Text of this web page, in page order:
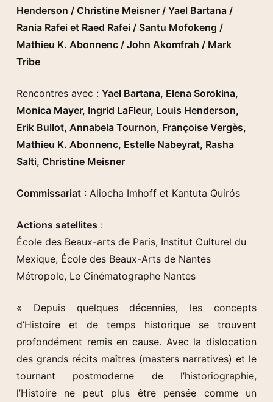
Henderson / Christine Meisner / Yael Bartana /
Rania Rafei et Raed Rafei / Santu Mofokeng /
Mathieu K. Abonnenc / John Akomfrah / Mark
Tribe
Rencontres avec : Yael Bartana, Elena Sorokina,
Monica Mayer, Ingrid LaFleur, Louis Henderson,
Erik Bullot, Annabela Tournon, Françoise Vergès,
Mathieu K. Abonnenc, Estelle Nabeyrat, Rasha
Salti, Christine Meisner
Commissariat: Aliocha Imhoff et Kantuta Quirós
Actions satellites :
École des Beaux-arts de Paris, Institut Culturel du
Mexique, École des Beaux-Arts de Nantes
Métropole, Le Cinématographe Nantes
« Depuis quelques décennies, les concepts
d’Histoire et de temps historique se trouvent
profondément remis en cause. Avec la dislocation
des grands récits maîtres (masters narratives) et le
tournant postmoderne de l’historiographie,
l’Histoire ne peut plus être pensée comme un